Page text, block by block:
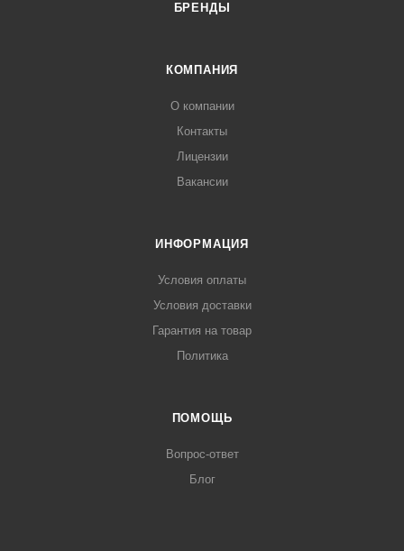
БРЕНДЫ
КОМПАНИЯ
О компании
Контакты
Лицензии
Вакансии
ИНФОРМАЦИЯ
Условия оплаты
Условия доставки
Гарантия на товар
Политика
ПОМОЩЬ
Вопрос-ответ
Блог